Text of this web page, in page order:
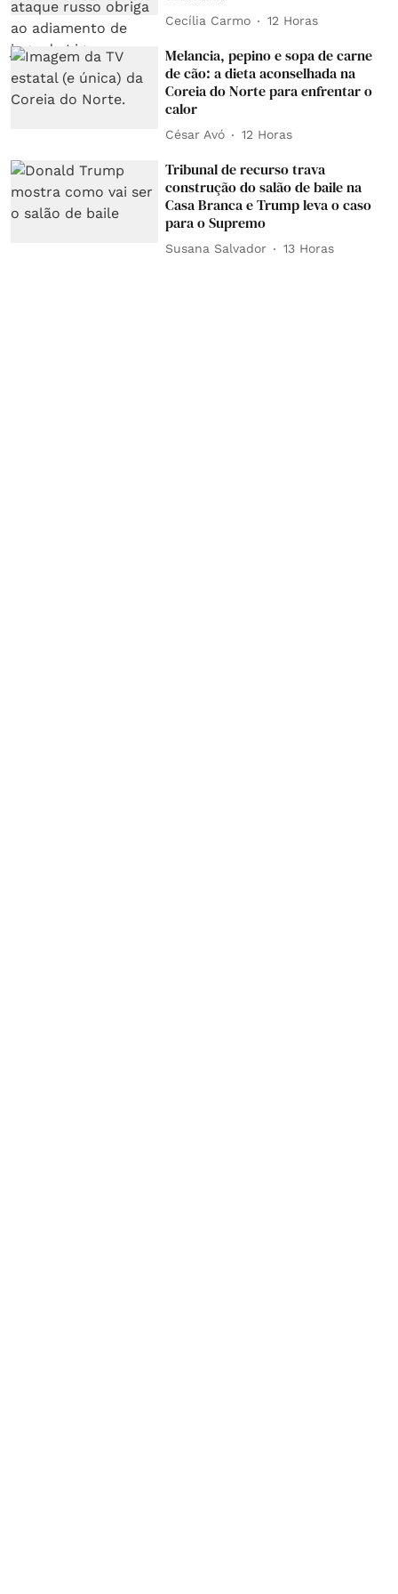
Cecília Carmo 12 Horas
Melancia, pepino e sopa de carne
de cão: a dieta aconselhada na
Coreia do Norte para enfrentar o
calor
César Avó 12 Horas
Tribunal de recurso trava
construção do salão de baile na
Casa Branca e Trump leva o caso
para o Supremo
Susana Salvador 13 Horas